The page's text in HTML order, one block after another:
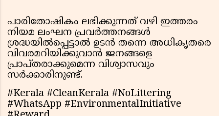
പാരിതോഷികം ലഭിക്കുന്നത് വഴി ഇത്തരം
നിയമ ലംഘന പ്രവര്‍ത്തനങ്ങള്‍
ശ്രദ്ധയില്‍പ്പെട്ടാല്‍ ഉടന്‍ തന്നെ അധികൃതരെ
വിവരമറിയിക്കുവാന്‍ ജനങ്ങളെ
പ്രാപ്തരാക്കുമെന്ന വിശ്വാസവും
സര്‍ക്കാരിനുണ്ട്.
#Kerala #CleanKerala #NoLittering
#WhatsApp #EnvironmentalInitiative